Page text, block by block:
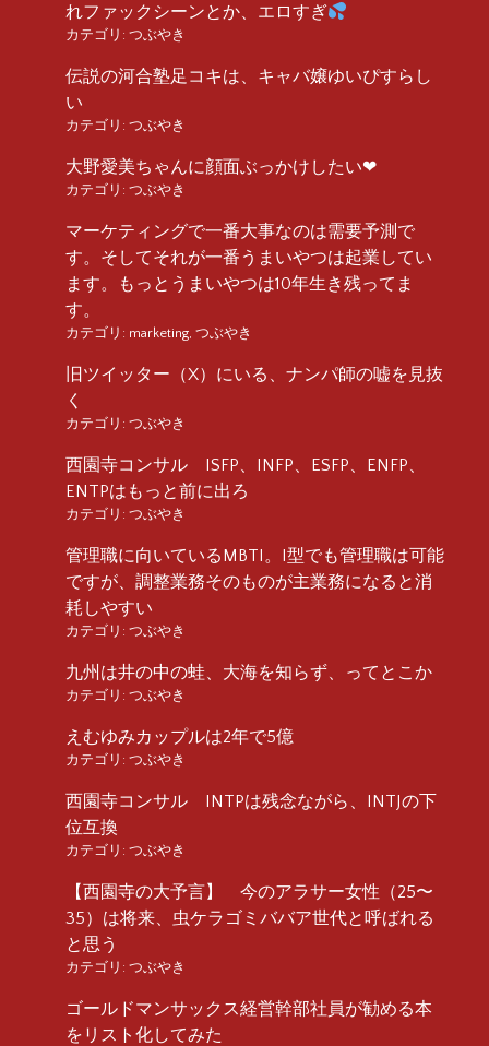
れファックシーンとか、エロすぎ
カテゴリ: つぶやき
伝説の河合塾足コキは、キャバ嬢ゆいぴすらし
い
カテゴリ: つぶやき
大野愛美ちゃんに顔面ぶっかけしたい❤︎
カテゴリ: つぶやき
マーケティングで一番大事なのは需要予測で
す。そしてそれが一番うまいやつは起業してい
ます。もっとうまいやつは10年生き残ってま
す。
カテゴリ: marketing, つぶやき
旧ツイッター（X）にいる、ナンパ師の嘘を見抜
く
カテゴリ: つぶやき
西園寺コンサル ISFP、INFP、ESFP、ENFP、
ENTPはもっと前に出ろ
カテゴリ: つぶやき
管理職に向いているMBTI。I型でも管理職は可能
ですが、調整業務そのものが主業務になると消
耗しやすい
カテゴリ: つぶやき
九州は井の中の蛙、大海を知らず、ってとこか
カテゴリ: つぶやき
えむゆみカップルは2年で5億
カテゴリ: つぶやき
西園寺コンサル INTPは残念ながら、INTJの下
位互換
カテゴリ: つぶやき
【西園寺の大予言】 今のアラサー女性（25〜
35）は将来、虫ケラゴミババア世代と呼ばれる
と思う
カテゴリ: つぶやき
ゴールドマンサックス経営幹部社員が勧める本
をリスト化してみた